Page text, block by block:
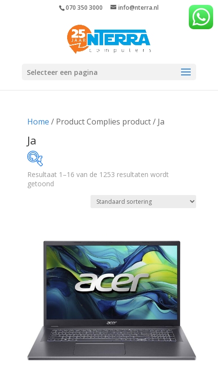
070 350 3000 info@nterra.nl
Selecteer een pagina
Home / Product Complies product / Ja
Ja
€1
6 743
Resultaat 1–16 van de 1253 resultaten wordt
getoond